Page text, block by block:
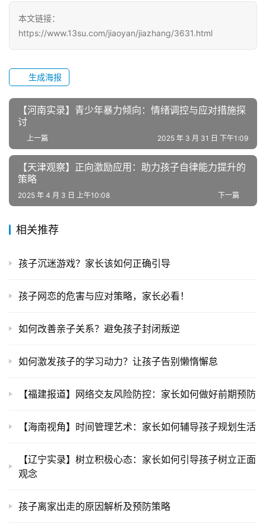
青
少
年
叛
专
本文链接：
https://www.13su.com/jiaoyan/jiazhang/3631.html
生成海报
【河南实录】青少年暴力倾向：情绪调控与应对措施探
讨
上一篇 2025 年 3 月 31 日 下午1:09
【天津观察】正向激励应用：助力孩子自律能力提升的
策略
下一篇
2025 年 4 月 3 日 上午10:08
相关推荐
孩子沉迷游戏？家长该如何正确引导
孩子网恋的危害与应对策略，家长必看！
如何改善亲子关系？避免孩子封闭叛逆
如何激发孩子的学习动力？让孩子告别懒惰懈怠
【福建报道】网络交友风险防控：家长如何做好前期预防
【海南视角】时间管理艺术：家长如何辅导孩子规划生活
【辽宁实录】树立积极心态：家长如何引导孩子树立正面
观念
孩子离家出走的原因解析及预防策略